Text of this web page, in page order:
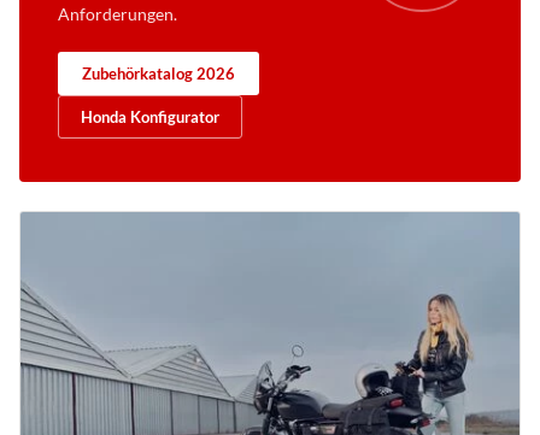
Anforderungen.
Zubehörkatalog 2026
Honda Konfigurator